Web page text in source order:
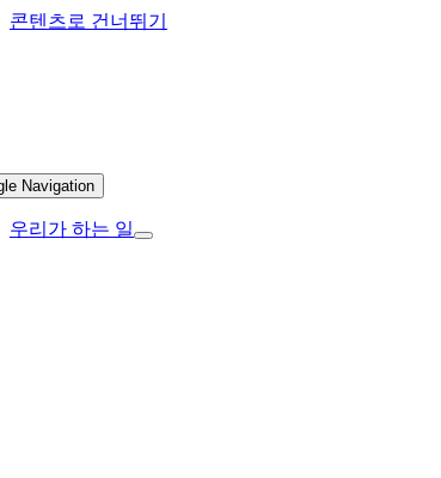
콘텐츠로 건너뛰기
Navigation
우리가 하는 일